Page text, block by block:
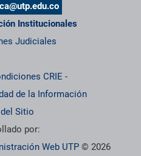
Institucionales
Judiciales
CRIE -
de la Información
Sitio
por:
Web UTP © 2026